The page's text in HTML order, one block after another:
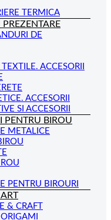
TERMICA
PREZENTARE
DE
ACCESORII
ACCESORII
SI ACCESORII
PENTRU BIROU
METALICE
PENTRU BIROURI
& CRAFT